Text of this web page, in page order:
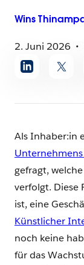
Wins
2. Juni 2026
Artikel
teilen
Als Inhaber:in
gefragt,
verfolgt. Diese
ist, eine
Künstlicher
noch keine
für das